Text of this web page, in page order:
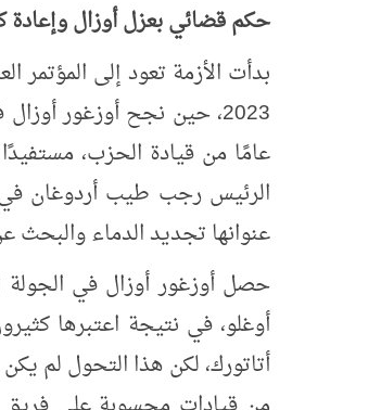
حكم قضائي بعزل أوزال وإعادة
بدأت الأزمة تعود إلى المؤتمر
2023، حين نجح أوزغور أوزال
عامًا من قيادة الحزب،
الرئيس رجب طيب أردوغان في
عنوانها تجديد الدماء
حصل أوزغور أوزال في الجولة
أوغلو، في نتيجة اعتبرها
أتاتورك، لكن هذا التحول لم